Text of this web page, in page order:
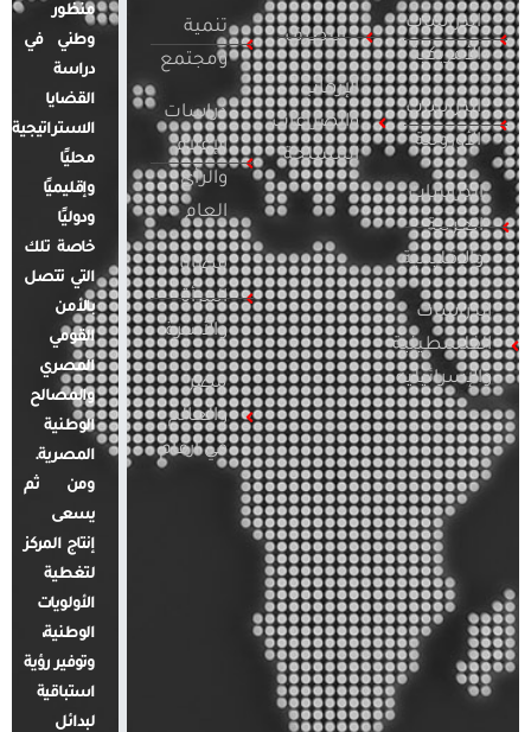
الدراسات
الأمريكية
الدراسات
الأوروبية
الدراسات
العربية
والإقليمية
الدراسات
الفلسطينية
والإسرائيلية
التطرف
الإرهاب
والصراعات
المسلحة
تنمية
ومجتمع
دراسات
الإعلام
والرأي
العام
قضايا
المرأة
والأسرة
مصر
والعالم
في أرقام
منظور
وطني في
دراسة
القضايا
الاستراتيجية
محليًا
وإقليميًا
ودوليًا
خاصة تلك
التي تتصل
بالأمن
القومي
المصري
والمصالح
الوطنية
المصرية.
ومن ثم
يسعى
إنتاج المركز
لتغطية
الأولويات
الوطنية،
وتوفير رؤية
استباقية
لبدائل